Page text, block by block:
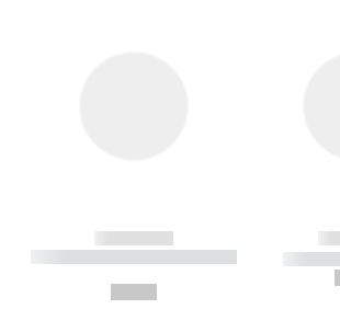
------------
----------- ----------- --------